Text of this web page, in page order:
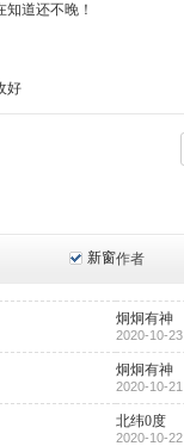
道还不晚！
好
新窗作者
炯炯有神
2020-10-23
炯炯有神
2020-10-21
北纬0度
2020-10-22